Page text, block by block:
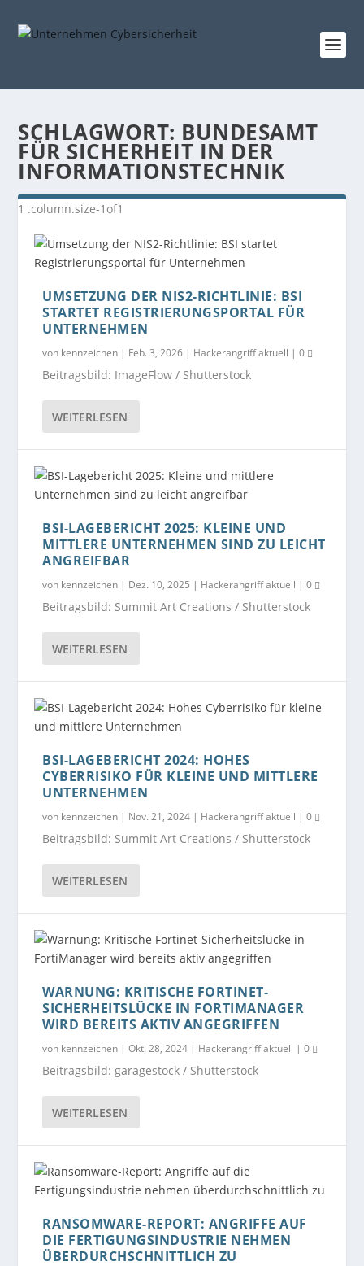
SCHLAGWORT: BUNDESAMT
FÜR SICHERHEIT IN DER
INFORMATIONSTECHNIK
UMSETZUNG DER NIS2-RICHTLINIE: BSI
STARTET REGISTRIERUNGSPORTAL FÜR
UNTERNEHMEN
von kennzeichen | Feb. 3, 2026 | Hackerangriff aktuell |0
Beitragsbild: ImageFlow / Shutterstock
WEITERLESEN
BSI-LAGEBERICHT 2025: KLEINE UND
MITTLERE UNTERNEHMEN SIND ZU LEICHT
ANGREIFBAR
von kennzeichen | Dez. 10, 2025 | Hackerangriff aktuell |0
Beitragsbild: Summit Art Creations / Shutterstock
WEITERLESEN
BSI-LAGEBERICHT 2024: HOHES
CYBERRISIKO FÜR KLEINE UND MITTLERE
UNTERNEHMEN
von kennzeichen | Nov. 21, 2024 | Hackerangriff aktuell |0
Beitragsbild: Summit Art Creations / Shutterstock
WEITERLESEN
WARNUNG: KRITISCHE FORTINET-
SICHERHEITSLÜCKE IN FORTIMANAGER
WIRD BEREITS AKTIV ANGEGRIFFEN
von kennzeichen |Okt. 28, 2024 | Hackerangriff aktuell |0
Beitragsbild: garagestock / Shutterstock
WEITERLESEN
RANSOMWARE-REPORT: ANGRIFFE AUF
DIE FERTIGUNGSINDUSTRIE NEHMEN
ÜBERDURCHSCHNITTLICH ZU